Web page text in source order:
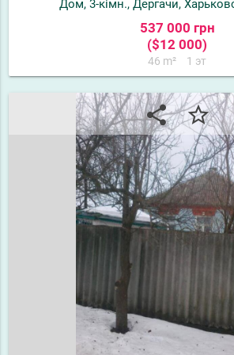
Дом, 3-кімн., Дергачи,
537 000 грн
($12 000)
46 m² 1 эт
share star_border